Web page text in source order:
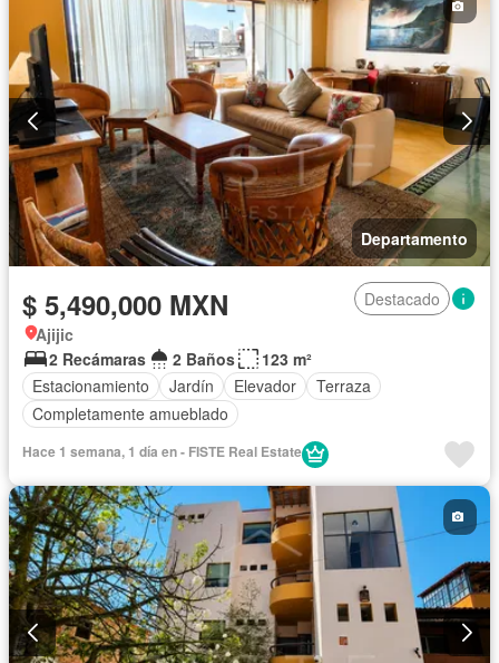
Departamento
$ 5,490,000 MXN
Destacado
Ajijic
2 Recámaras
2 Baños
123 m²
Estacionamiento
Jardín Elevador
Terraza
Completamente amueblado
Hace 1 semana, 1 día en - FISTE Real Estate